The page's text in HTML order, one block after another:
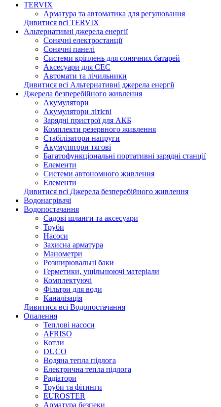
TERVIX
Арматура та автоматика для регулювання
Дивитися всі TERVIX
Альтернативні джерела енергії
Сонячні електростанції
Сонячні панелі
Системи кріплень для сонячних батарей
Аксесуари для СЕС
Автомати та лічильники
Дивитися всі Альтернативні джерела енергії
Джерела безперебійного живлення
Акумулятори
Акумулятори літієві
Зарядні пристрої для АКБ
Комплекти резервного живлення
Стабілізатори напруги
Акумулятори тягові
Багатофункціональні портативні зарядні станції
Елементи
Системи автономного живлення
Елементи
Дивитися всі Джерела безперебійного живлення
Водонагрівачі
Водопостачання
Садові шланги та аксесуари
Труби
Насоси
Захисна арматура
Манометри
Розширювальні баки
Герметики, ущільнюючі матеріали
Комплектуючі
Фільтри для води
Каналізація
Дивитися всі Водопостачання
Опалення
Теплові насоси
AFRISO
Котли
DUCO
Водяна тепла підлога
Електрична тепла підлога
Радіатори
Труби та фітинги
EUROSTER
Арматура безпеки